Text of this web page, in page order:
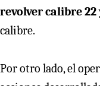
revolver calibre 22
calibre.
Por otro lado, el